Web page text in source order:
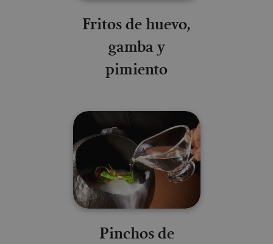
Fritos de huevo,
gamba y
pimiento
Pinchos de